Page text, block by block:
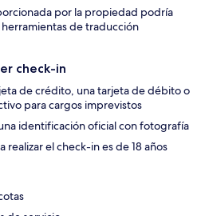
por la propiedad podría
de traducción
check-in
de crédito, una tarjeta de débito o
para cargos imprevistos
identificación oficial con fotografía
realizar el check-in es de 18 años